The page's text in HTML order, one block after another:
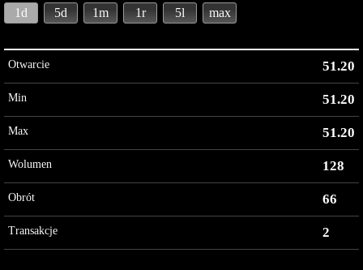
1d 5d 1m 1r 5l max
Otwarcie 51.20
Min 51.20
Max 51.20
Wolumen 128
Obrót 66
Transakcje 2